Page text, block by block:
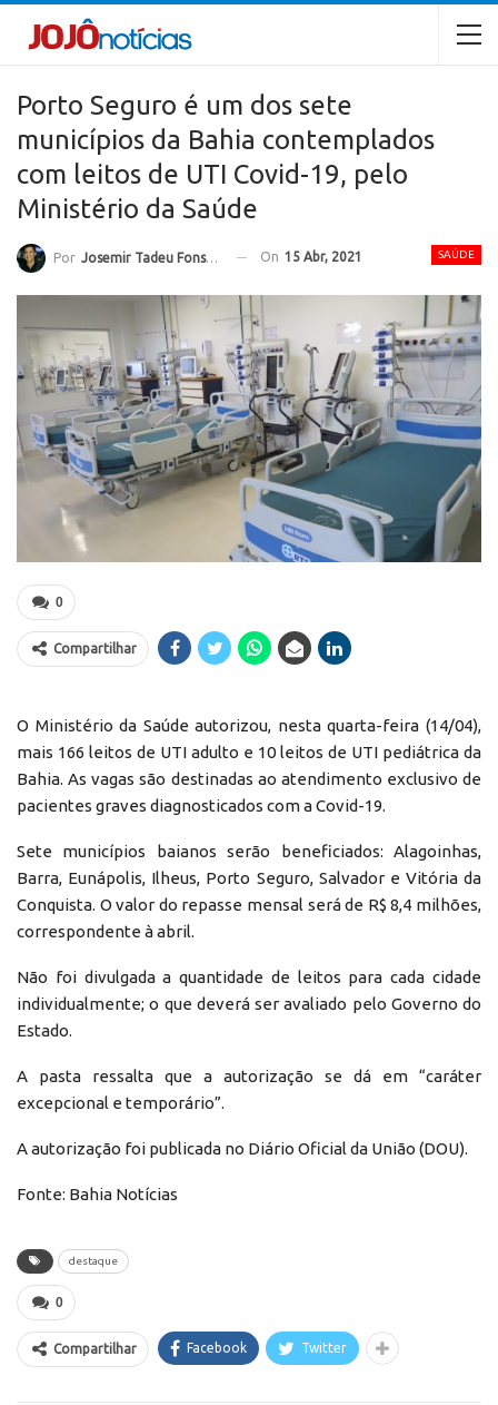
Porto Seguro é um dos sete
municípios da Bahia contemplados
com leitos de UTI Covid-19, pelo
Ministério da Saúde
SAÚDE
Por Josemir Tadeu Fonseca On 15 Abr, 2021
0
Compartilhar
O Ministério da Saúde autorizou, nesta quarta-feira (14/04),
mais 166 leitos de UTI adulto e 10 leitos de UTI pediátrica da
Bahia. As vagas são destinadas ao atendimento exclusivo de
pacientes graves diagnosticados com a Covid-19.
Sete municípios baianos serão beneficiados: Alagoinhas,
Barra, Eunápolis, Ilheus, Porto Seguro, Salvador e Vitória da
Conquista. O valor do repasse mensal será de R$ 8,4 milhões,
correspondente à abril.
Não foi divulgada a quantidade de leitos para cada cidade
individualmente; o que deverá ser avaliado pelo Governo do
Estado.
A pasta ressalta que a autorização se dá em “caráter
excepcional e temporário”.
A autorização foi publicada no Diário Oficial da União (DOU).
Fonte: Bahia Notícias
destaque
0
Compartilhar Facebook Twitter